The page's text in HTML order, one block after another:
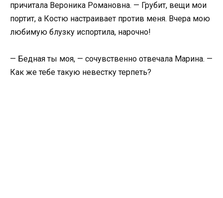
причитала Вероника Романовна. — Грубит, вещи мои
портит, а Костю настраивает против меня. Вчера мою
любимую блузку испортила, нарочно!
— Бедная ты моя, — сочувственно отвечала Марина. —
Как же тебе такую невестку терпеть?